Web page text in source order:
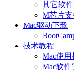
其它软件
M芯片支
Mac驱动下载
技术教程
Mac使用
Mac软件